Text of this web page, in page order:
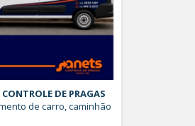
DE PRAGAS
de carro, caminhão